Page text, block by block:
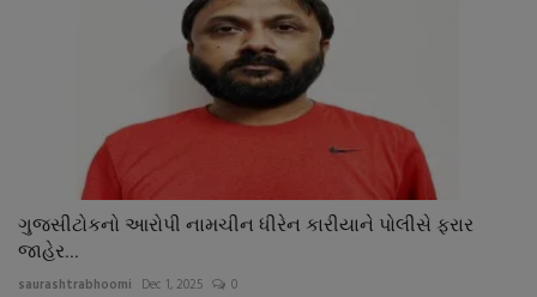
ગુજસીટોકનો આરોપી નામચીન ધીરેન કારીયાને પોલીસે ફરાર
જાહેર...
saurashtrabhoomi Dec 1, 2025 0